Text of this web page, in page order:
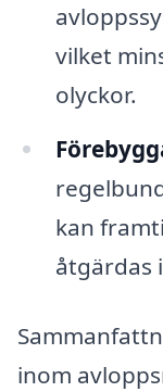
vilket
olyckor.
kan
åtgärdas
inom